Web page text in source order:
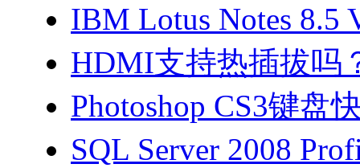
IBM Lotus Notes 8.5
HDMI支持热插拔吗
Photoshop CS3键盘
SQL Server 2008